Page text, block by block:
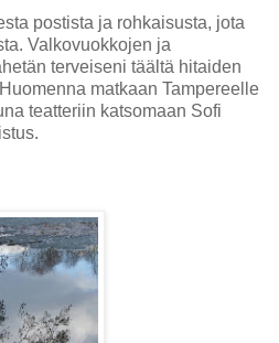
postista ja rohkaisusta, jota
Valkovuokkojen ja
terveiseni täältä hitaiden
matkaan Tampereelle
teatteriin katsomaan Sofi